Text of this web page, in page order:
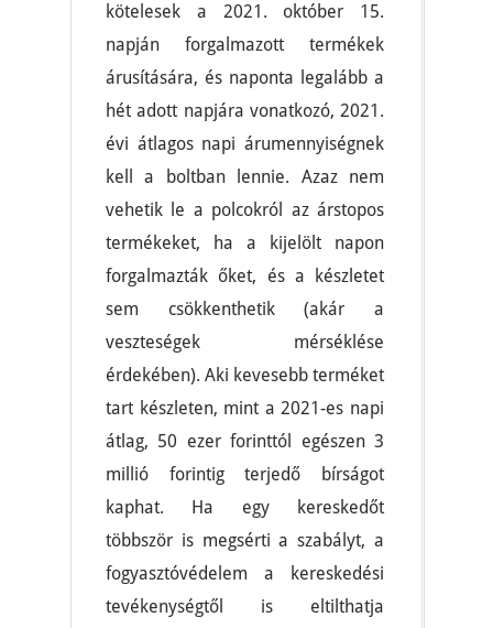
kötelesek a 2021. október 15.
napján forgalmazott termékek
árusítására, és naponta legalább a
hét adott napjára vonatkozó, 2021.
évi átlagos napi árumennyiségnek
kell a boltban lennie. Azaz nem
vehetik le a polcokról az árstopos
termékeket, ha a kijelölt napon
forgalmazták őket, és a készletet
sem csökkenthetik (akár a
veszteségek mérséklése
érdekében). Aki kevesebb terméket
tart készleten, mint a 2021-es napi
átlag, 50 ezer forinttól egészen 3
millió forintig terjedő bírságot
kaphat. Ha egy kereskedőt
többször is megsérti a szabályt, a
fogyasztóvédelem a kereskedési
tevékenységtől is eltilthatja